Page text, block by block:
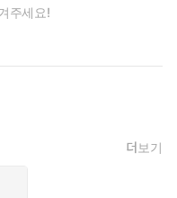
주세요!
더보기